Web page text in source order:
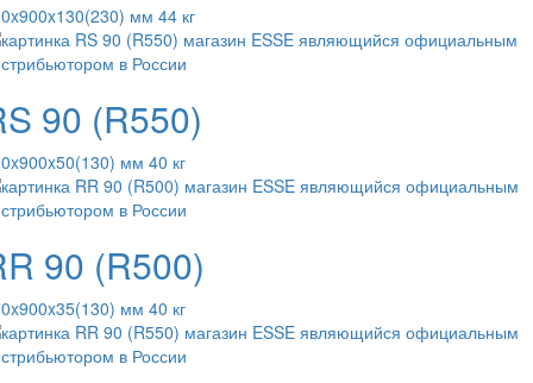
мм 44 кг
90 (R550)
мм 40 кг
90 (R500)
мм 40 кг